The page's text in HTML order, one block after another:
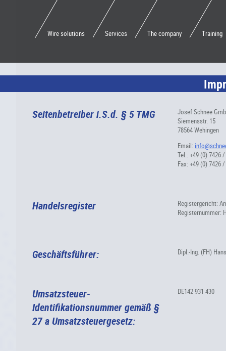
Wire solutions Services The company Training
Seitenbetreiber i.S.d. § 5 TMG
Josef Schnee
Siemensstr. 15
78564 Wehingen
Email:
Tel.: +49 (0) 7426
Fax: +49 (0) 7426
Handelsregister
Registergericht:
Registernummer:
Geschäftsführer: Dipl.-Ing. (FH)
Umsatzsteuer-
Identifikationsnummer gemäß §
27 a Umsatzsteuergesetz:
DE142 931 430